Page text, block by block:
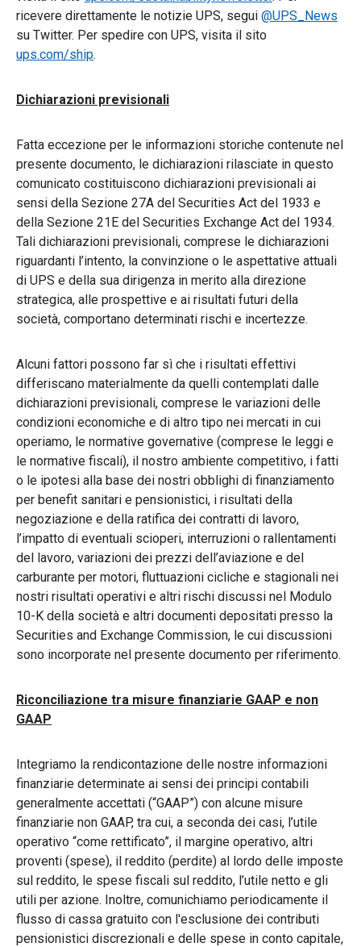
ricevere direttamente le notizie UPS, segui @UPS_News
su Twitter. Per spedire con UPS, visita il sito
ups.com/ship.
Dichiarazioni previsionali
Fatta eccezione per le informazioni storiche contenute nel
presente documento, le dichiarazioni rilasciate in questo
comunicato costituiscono dichiarazioni previsionali ai
sensi della Sezione 27A del Securities Act del 1933 e
della Sezione 21E del Securities Exchange Act del 1934.
Tali dichiarazioni previsionali, comprese le dichiarazioni
riguardanti l’intento, la convinzione o le aspettative attuali
di UPS e della sua dirigenza in merito alla direzione
strategica, alle prospettive e ai risultati futuri della
società, comportano determinati rischi e incertezze.
Alcuni fattori possono far sì che i risultati effettivi
differiscano materialmente da quelli contemplati dalle
dichiarazioni previsionali, comprese le variazioni delle
condizioni economiche e di altro tipo nei mercati in cui
operiamo, le normative governative (comprese le leggi e
le normative fiscali), il nostro ambiente competitivo, i fatti
o le ipotesi alla base dei nostri obblighi di finanziamento
per benefit sanitari e pensionistici, i risultati della
negoziazione e della ratifica dei contratti di lavoro,
l’impatto di eventuali scioperi, interruzioni o rallentamenti
del lavoro, variazioni dei prezzi dell’aviazione e del
carburante per motori, fluttuazioni cicliche e stagionali nei
nostri risultati operativi e altri rischi discussi nel Modulo
10-K della società e altri documenti depositati presso la
Securities and Exchange Commission, le cui discussioni
sono incorporate nel presente documento per riferimento.
Riconciliazione tra misure finanziarie GAAP e non
GAAP
Integriamo la rendicontazione delle nostre informazioni
finanziarie determinate ai sensi dei principi contabili
generalmente accettati (“GAAP”) con alcune misure
finanziarie non GAAP, tra cui, a seconda dei casi, l’utile
operativo “come rettificato”, il margine operativo, altri
proventi (spese), il reddito (perdite) al lordo delle imposte
sul reddito, le spese fiscali sul reddito, l’utile netto e gli
utili per azione. Inoltre, comunichiamo periodicamente il
flusso di cassa gratuito con l'esclusione dei contributi
pensionistici discrezionali e delle spese in conto capitale,